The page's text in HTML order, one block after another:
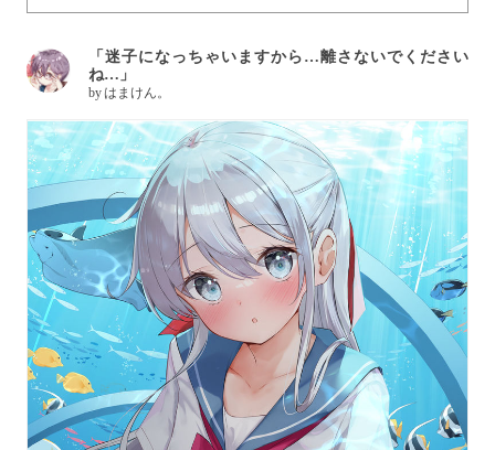
「迷子になっちゃいますから…離さないでください
ね…」
byはまけん。